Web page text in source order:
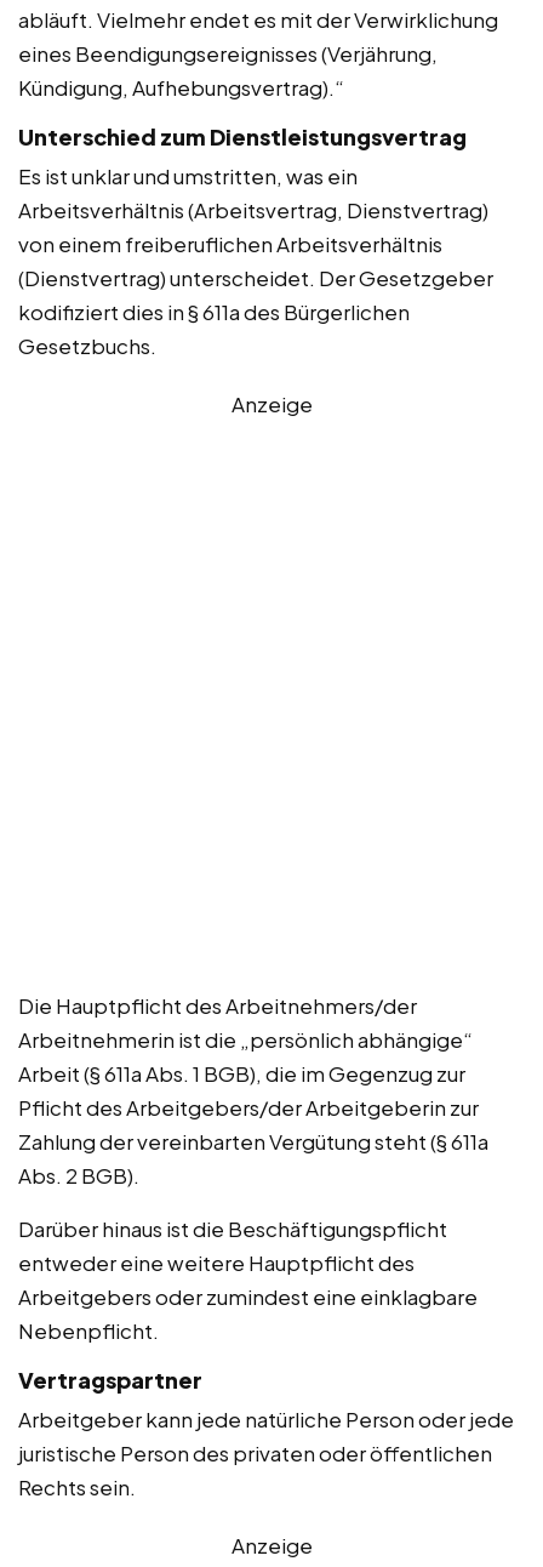
abläuft. Vielmehr endet es mit der Verwirklichung
eines Beendigungsereignisses (Verjährung,
Kündigung, Aufhebungsvertrag).“
Unterschied zum Dienstleistungsvertrag
Es ist unklar und umstritten, was ein
Arbeitsverhältnis (Arbeitsvertrag, Dienstvertrag)
von einem freiberuflichen Arbeitsverhältnis
(Dienstvertrag) unterscheidet. Der Gesetzgeber
kodifiziert dies in § 611a des Bürgerlichen
Gesetzbuchs.
Anzeige
Die Hauptpflicht des Arbeitnehmers/der
Arbeitnehmerin ist die „persönlich abhängige“
Arbeit (§ 611a Abs. 1 BGB), die im Gegenzug zur
Pflicht des Arbeitgebers/der Arbeitgeberin zur
Zahlung der vereinbarten Vergütung steht (§ 611a
Abs. 2 BGB).
Darüber hinaus ist die Beschäftigungspflicht
entweder eine weitere Hauptpflicht des
Arbeitgebers oder zumindest eine einklagbare
Nebenpflicht.
Vertragspartner
Arbeitgeber kann jede natürliche Person oder jede
juristische Person des privaten oder öffentlichen
Rechts sein.
Anzeige